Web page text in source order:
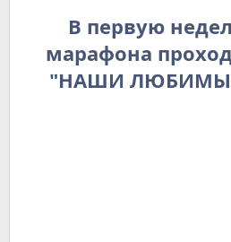
В первую
марафона
"НАШИ